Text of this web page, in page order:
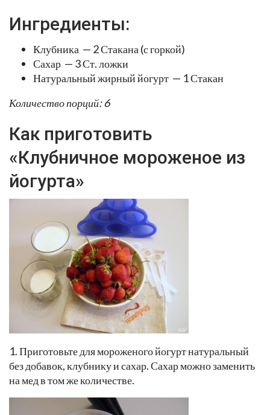
Ингредиенты:
Клубника — 2 Стакана (с горкой)
Сахар — 3 Ст. ложки
Натуральный жирный йогурт — 1 Стакан
Количество порций: 6
Как приготовить
«Клубничное мороженое из
йогурта»
1. Приготовьте для мороженого йогурт натуральный
без добавок, клубнику и сахар. Сахар можно заменить
на мед в том же количестве.